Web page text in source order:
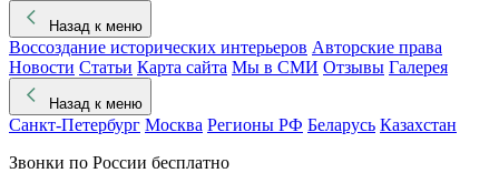
Назад к меню
Воссоздание исторических интерьеров Авторские права
Новости Статьи Карта сайта Мы в СМИ Отзывы Галерея
Назад к меню
Санкт-Петербург Москва Регионы РФ Беларусь Казахстан
Звонки по России бесплатно